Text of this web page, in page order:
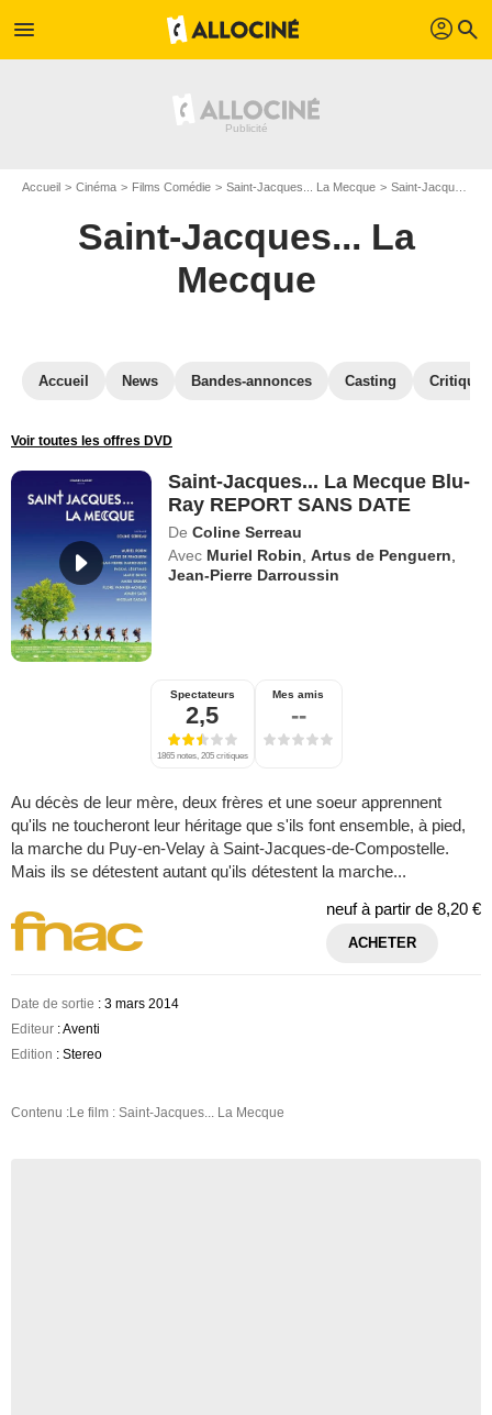
menu profil search
Accueil Cinéma Films Comédie Saint-Jacques... La Mecque Saint-Jacques... La Mecque en Blu Ray
Saint-Jacques... La
Mecque
Accueil News Bandes-annonces Casting
Voir toutes les offres DVD
Saint-Jacques... La Mecque Blu-
Ray REPORT SANS DATE
De Coline Serreau
Avec Muriel Robin ,Artus de Penguern
Jean-Pierre Darroussin
Spectateurs
2,5
1865 notes, 205 critiques
Mes amis
--
Au décès de leur mère, deux frères et une soeur apprennent
qu'ils ne toucheront leur héritage que s'ils font ensemble, à pied,
la marche du Puy-en-Velay à Saint-Jacques-de-Compostelle.
Mais ils se détestent autant qu'ils détestent la marche...
neuf à partir de 8,20 €
ACHETER
Date de sortie : 3 mars 2014
Editeur : Aventi
Edition : Stereo
Contenu :Le film : Saint-Jacques... La Mecque